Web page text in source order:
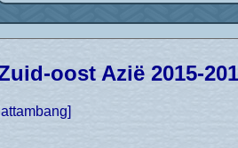
oost Azië 2015-